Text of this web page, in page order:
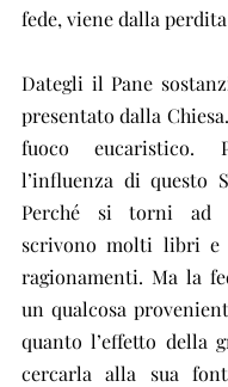
fede, viene dalla
Dategli il Pane
presentato dalla
fuoco eucaristico.
l’influenza di questo
Perché si torni ad
scrivono molti libri e
ragionamenti. Ma la
un qualcosa
quanto l’effetto della
cercarla alla sua